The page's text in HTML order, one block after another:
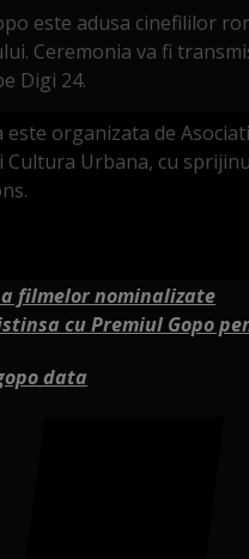
este adusa cinefililor
Ceremonia va fi
Digi 24.
este organizata de
Cultura Urbana, cu
filmelor nominalizate
cu Premiul Gopo
data